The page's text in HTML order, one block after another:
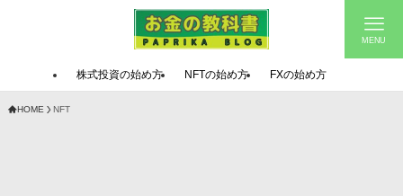
MENU
株式投資の始め方 NFTの始め方 FXの始め方
HOME NFT